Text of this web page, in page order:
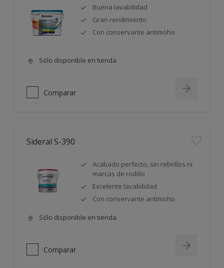
Buena lavabilidad
Gran rendimiento
Con conservante antimoho
Sólo disponible en tienda
Comparar
Sideral S-390
Acabado perfecto, sin rebrillos ni
marcas de rodillo
Excelente lavabilidad
Con conservante antimoho
Sólo disponible en tienda
Comparar